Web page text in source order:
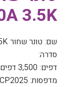
3.5K
שם: טונר שחור HP 304A CC530A 3.5K
סדרה:
דפים: 3,500 דפים
מדפסות: CP2025